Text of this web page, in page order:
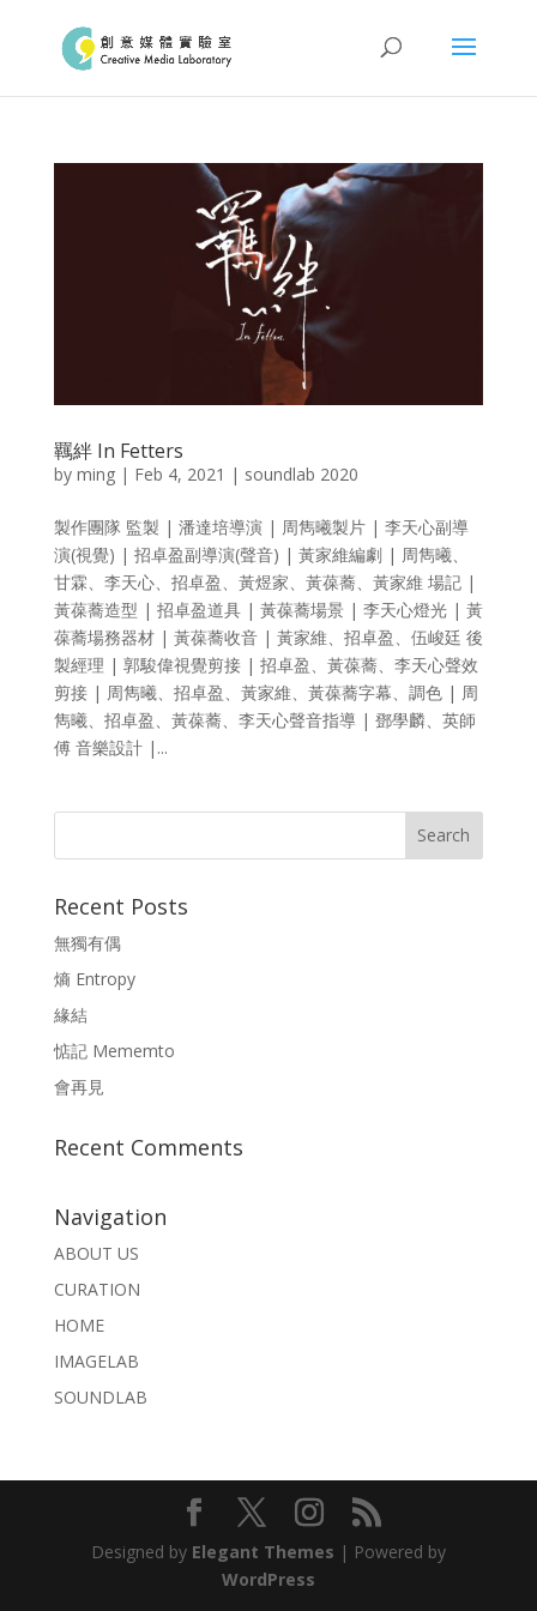
羈絆 In Fetters
by ming| Feb 4, 2021 | soundlab 2020
製作團隊 監製 | 潘達培導演 | 周雋曦製片 | 李天心副導
演(視覺) | 招卓盈副導演(聲音) | 黃家維編劇 | 周雋曦、
甘霖、李天心、招卓盈、黃煜家、黃葆蕎、黃家維 場記 |
黃葆蕎造型 | 招卓盈道具 | 黃葆蕎場景 | 李天心燈光 | 黃
葆蕎場務器材 | 黃葆蕎收音 | 黃家維、招卓盈、伍峻廷 後
製經理 | 郭駿偉視覺剪接 | 招卓盈、黃葆蕎、李天心聲效
剪接 | 周雋曦、招卓盈、黃家維、黃葆蕎字幕、調色 | 周
雋曦、招卓盈、黃葆蕎、李天心聲音指導 | 鄧學麟、英師
傅 音樂設計 |...
Recent Posts
無獨有偶
熵 Entropy
緣結
惦記 Mememto
會再見
Recent Comments
Navigation
ABOUT US
CURATION
HOME
IMAGELAB
SOUNDLAB
Designed by Elegant Themes | Powered by
WordPress